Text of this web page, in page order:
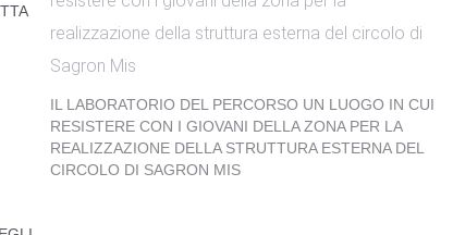
IL LABORATORIO DEL PERCORSO UN LUOGO IN CUI
RESISTERE CON I GIOVANI DELLA ZONA PER LA
REALIZZAZIONE DELLA STRUTTURA ESTERNA DEL
CIRCOLO DI SAGRON MIS